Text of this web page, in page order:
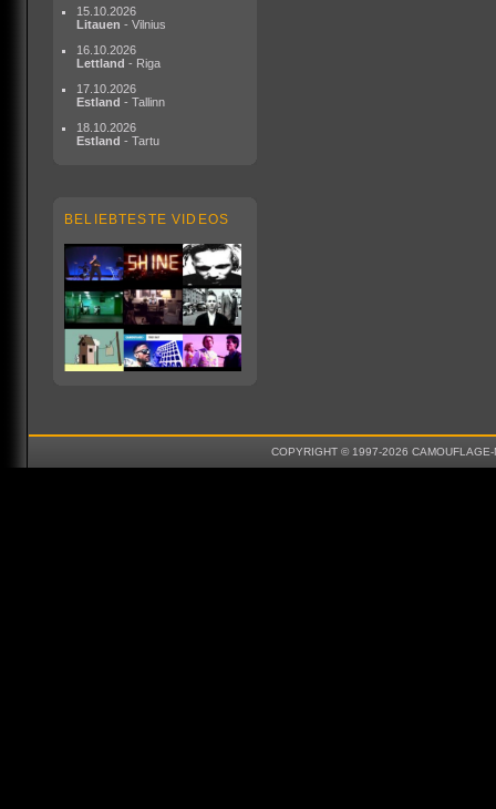
15.10.2026
Litauen - Vilnius
16.10.2026
Lettland - Riga
17.10.2026
Estland - Tallinn
18.10.2026
Estland - Tartu
BELIEBTESTE VIDEOS
COPYRIGHT © 1997-2026 CAMOUFLAGE-